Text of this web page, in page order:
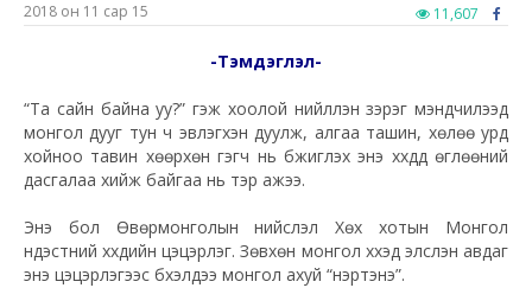
2018 он 11 сар 15 11,607
-Тэмдэглэл-
“Та сайн байна уу?” гэж хоолой нийлүүлэн зэрэг мэндчилээд
монгол дууг тун ч эвлэгхэн дуулж, алгаа ташин, хөлөө урд
хойноо тавин хөөрхөн гэгч нь бүжиглэх энэ хүүхдүүд өглөөний
дасгалаа хийж байгаа нь тэр ажээ.
Энэ бол Өвөрмонголын нийслэл Хөх хотын Монгол
үндэстний хүүхдийн цэцэрлэг. Зөвхөн монгол хүүхэд элсүүлэн авдаг
энэ цэцэрлэгээс бүхэлдээ монгол ахуй “үнэртэнэ”.